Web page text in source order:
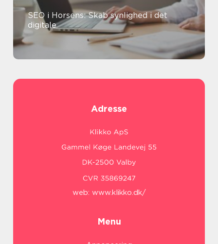
SEO i Horsens: Skab synlighed i det
digitale
Adresse
web: www.klikko.dk/
Menu